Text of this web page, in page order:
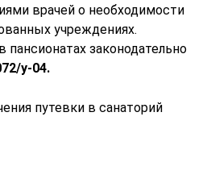
врачей о необходимости
учреждениях.
законодательно
у-04.
путевки в санаторий